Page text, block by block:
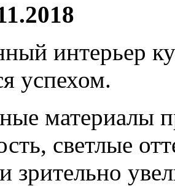
интерьер
успехом.
материалы
светлые
зрительно